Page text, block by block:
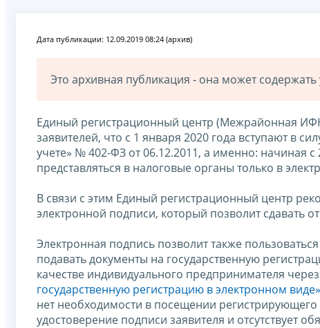
Дата публикации: 12.09.2019 08:24 (архив)
Это архивная публикация - она может
Единый регистрационный центр (Межрайонная
заявителей, что с 1 января 2020 года вступают в
учете» № 402-ФЗ от 06.12.2011, а именно: начиная с
представляться в налоговые органы только в
В связи с этим Единый регистрационный центр
электронной подписи, который позволит сдавать
Электронная подпись позволит также
подавать документы на государственную
качестве индивидуального предпринимателя
государственную регистрацию в электронном виде»
нет необходимости в посещении регистрирующего
удостоверение подписи заявителя и отсутствует